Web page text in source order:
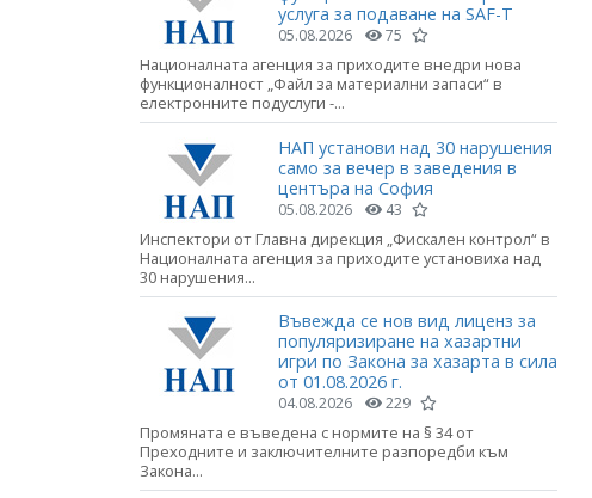
услуга за подаване на SAF-T
05.08.2026 75
Националната агенция за приходите внедри нова
функционалност „Файл за материални запаси“ в
електронните подуслуги -...
НАП установи над 30 нарушения
само за вечер в заведения в
центъра на София
05.08.2026 43
Инспектори от Главна дирекция „Фискален контрол“ в
Националната агенция за приходите установиха над
30 нарушения...
Въвежда се нов вид лиценз за
популяризиране на хазартни
игри по Закона за хазарта в сила
от 01.08.2026 г.
04.08.2026 229
Промяната е въведена с нормите на § 34 от
Преходните и заключителните разпоредби към
Закона...